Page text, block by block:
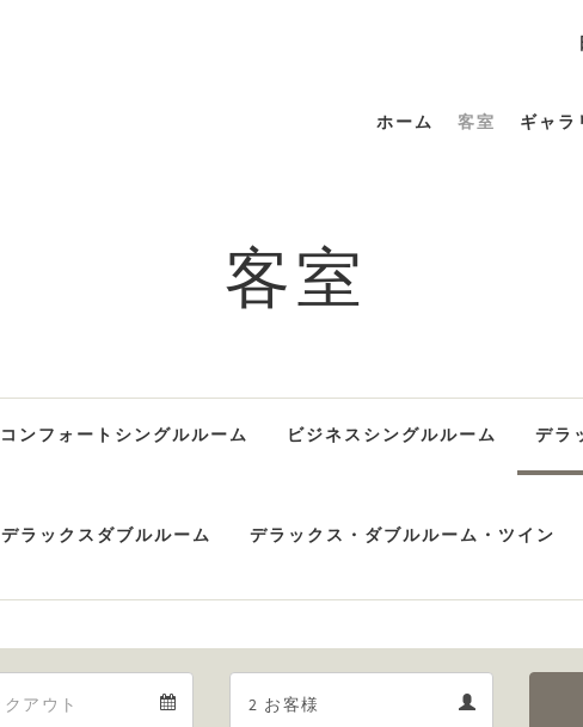
ホーム 客室 ギャラ
客室
コンフォートシングルルーム ビジネスシングルルーム デラ
デラックスダブルルーム デラックス・ダブルルーム・ツイン